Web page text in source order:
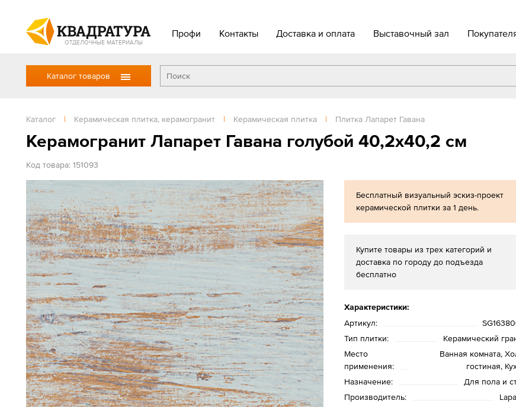
ОТДЕЛОЧНЫЕ МАТЕРИАЛЫ
Профи Контакты Доставка и оплата Выставочный зал
Каталог товаров
Каталог | Керамическая плитка, керамогранит | Керамическая плитка | Плитка Лапарет Гавана
Керамогранит Лапарет Гавана голубой 40,2x40,2 см
Код товара: 151093
Бесплатный визуальный эскиз-проект
керамической плитки за 1 день.
Купите товары из трех категорий и
доставка по городу до подъезда
бесплатно
Характеристики:
Артикул:
Тип плитки:
Керамический
Место
применения:
Ванная комната,
гостиная,
Назначение:
Для пола и
Производитель: